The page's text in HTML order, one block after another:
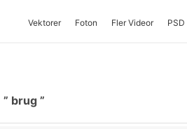
Vektorer Foton Fler Videor PSD
brug